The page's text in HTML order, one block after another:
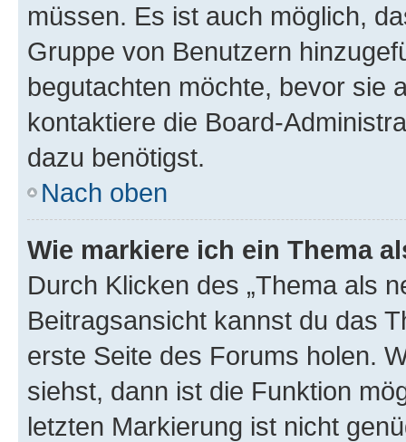
müssen. Es ist auch möglich,
Gruppe von Benutzern
begutachten möchte, bevor sie
kontaktiere die Board-
dazu benötigst.
Nach oben
Wie markiere ich ein Thema
Durch Klicken des „Thema als
Beitragsansicht kannst du das
erste Seite des Forums holen.
siehst, dann ist die Funktion
letzten Markierung ist nicht